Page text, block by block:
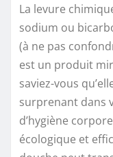
La levure
sodium ou
(à ne pas
est un produit
saviez-vous
surprenant dans
d’hygiène
écologique et